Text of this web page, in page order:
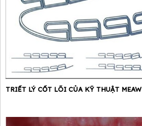
TRIẾT LÝ CỐT LÕI CỦA KỸ THUẬT MEAW